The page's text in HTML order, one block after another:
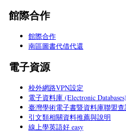
館際合作
館際合作
南區圖書代借代還
電子資源
校外網路VPN設定
電子資料庫 (Electronic Databases)
臺灣學術電子書暨資料庫聯盟查
引文類相關資料推薦與說明
線上學英語好 easy